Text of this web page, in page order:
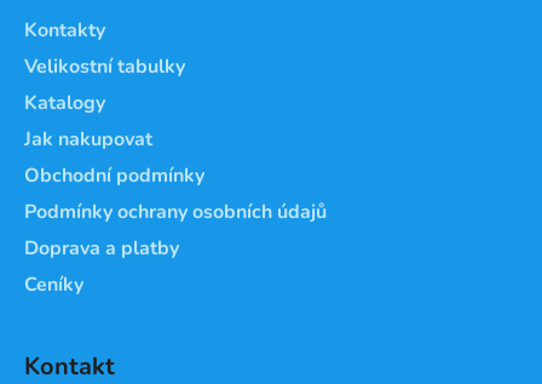
Kontakty
Velikostní tabulky
Katalogy
Jak nakupovat
Obchodní podmínky
Podmínky ochrany osobních údajů
Doprava a platby
Ceníky
Kontakt